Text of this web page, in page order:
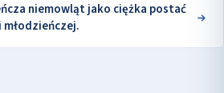
niemowląt jako ciężka postać